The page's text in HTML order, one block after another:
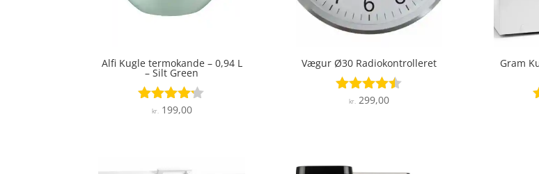
Alfi Kugle termokande – 0,94 L
– Silt Green
Vurderet
kr.199,00
Vægur Ø30 Radiokontrolleret
Vurderet
kr. 299,00
Gram